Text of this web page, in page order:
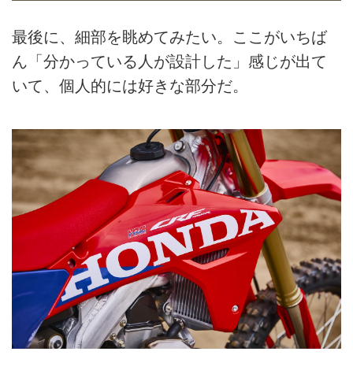
最後に、細部を眺めてみたい。ここがいちば
ん「分かっている人が設計した」感じが出て
いて、個人的には好きな部分だ。